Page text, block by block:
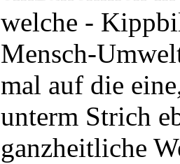
welche -
Mensch-
mal auf die
unterm Strich
ganzheitliche